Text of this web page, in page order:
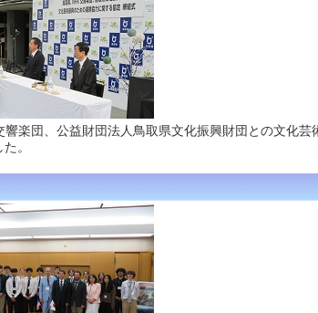
楽団、公益財団法人鳥取県文化振興財団との文化芸
。